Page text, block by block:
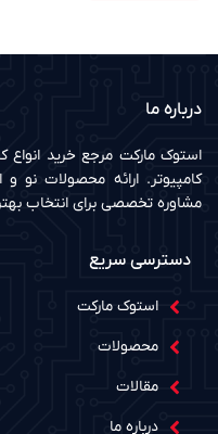
درباره ما
استوک مارکت مرجع خرید انواع
کامپیوتر. ارائه محصولات نو
مشاوره تخصصی برای انتخاب
دسترسی سریع
استوک مارکت
محصولات
مقالات
درباره ما